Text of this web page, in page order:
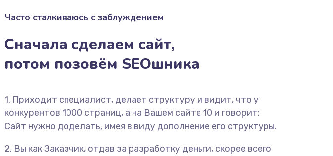
Часто сталкиваюсь с заблуждением
Сначала сделаем сайт,
потом позовём SEOшника
1. Приходит специалист, делает структуру и видит, что у
конкурентов 1000 страниц, а на Вашем сайте 10 и говорит:
Сайт нужно доделать, имея в виду дополнение его структуры.
2. Вы как Заказчик, отдав за разработку деньги, скорее всего